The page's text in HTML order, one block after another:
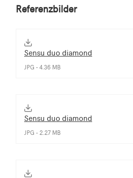
Referenzbilder
Sensu duo diamond
JPG - 4.36 MB
Sensu duo diamond
JPG - 2.27 MB